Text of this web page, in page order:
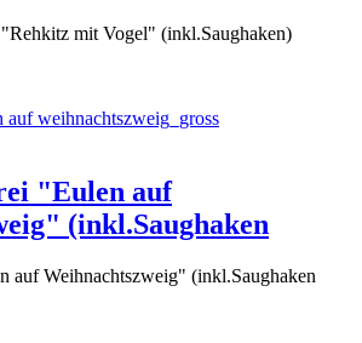
mit Vogel" (inkl.Saughaken)
"Eulen auf
(inkl.Saughaken
auf Weihnachtszweig" (inkl.Saughaken